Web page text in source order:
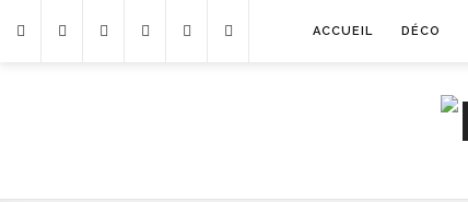
ACCUEIL DÉCO